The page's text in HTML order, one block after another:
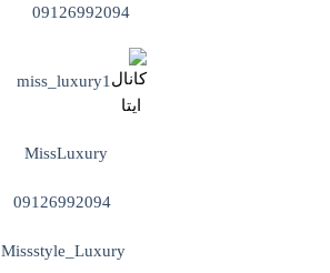
09126992094
miss_luxury1
MissLuxury
09126992094
Missstyle_Luxury